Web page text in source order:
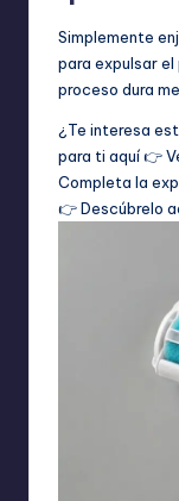
Simplemente
para expulsar el
proceso dura
¿Te interesa
para ti aquí 👉
Completa la
👉Descúbrelo